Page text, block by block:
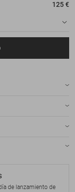
125 €
de lanzamiento de